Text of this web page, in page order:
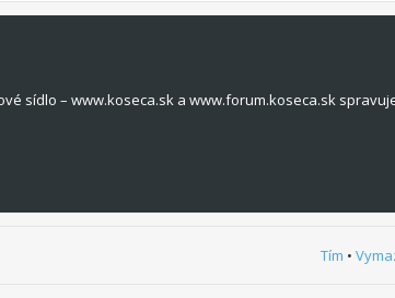
sídlo – www.koseca.sk a www.forum.koseca.sk
Tím •